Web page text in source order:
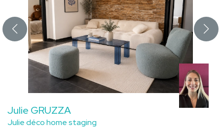
Julie GRUZZA
Julie déco home staging